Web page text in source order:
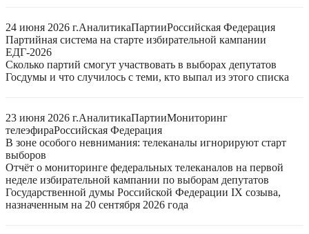
24 июня 2026 г.АналитикаПартииРоссийская Федерация
Партийная система на старте избирательной кампании
ЕДГ-2026
Сколько партий смогут участвовать в выборах депутатов
Госдумы и что случилось с теми, кто выпал из этого списка
23 июня 2026 г.АналитикаПартииМониторинг
телеэфираРоссийская Федерация
В зоне особого невнимания: телеканалы игнорируют старт
выборов
Отчёт о мониторинге федеральных телеканалов на первой
неделе избирательной кампании по выборам депутатов
Государственной думы Российской Федерации IX созыва,
назначенным на 20 сентября 2026 года